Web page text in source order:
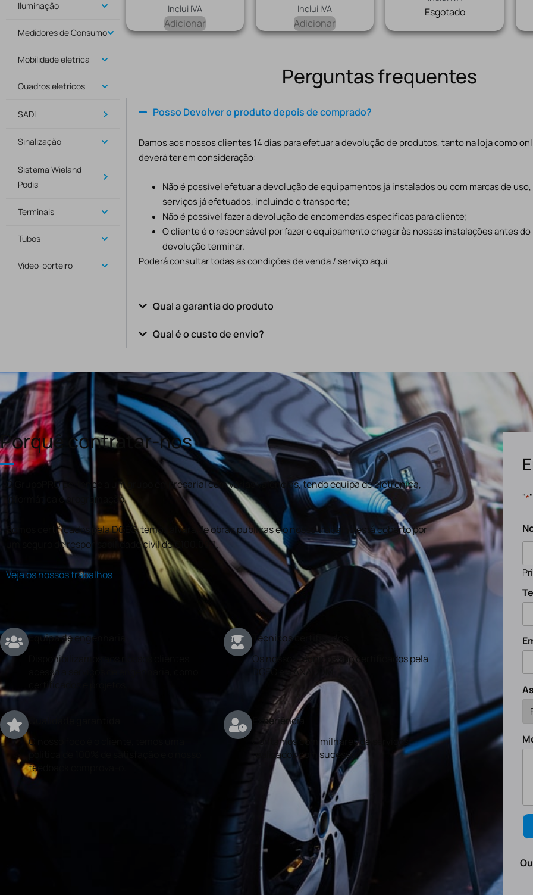
Iluminação
Medidores de Consumo
Mobilidade eletrica
Quadros eletricos
SADI
Sinalização
Sistema Wieland
Podis
Terminais
Tubos
Video-porteiro
Inclui IVA
Adicionar
Inclui IVA
Adicionar
Esgotado
Perguntas frequentes
Posso Devolver o produto depois de comprado?
Damos aos nossos clientes 14 dias para efetuar a devolução de produtos, tanto na loja como
deverá ter em consideração:
Não é possível efetuar a devolução de equipamentos já instalados ou com marcas de
serviços já efetuados, incluindo o transporte;
Não é possível fazer a devolução de encomendas especificas para cliente;
O cliente é o responsável por fazer o equipamento chegar às nossas instalações antes
devolução terminar.
Poderá consultar todas as condições de venda / serviço aqui
Qual a garantia do produto
Qual é o custo de envio?
Porquê contratar-nos
O GrupoPRO pertence a um grupo empresarial com várias valências, tendo equipa de eletronica,
informática e programação.
Somos certificados pela DGEG, temos alvará de obras publicas e o nosso trabalho está coberto por
um seguro de responsabilidade civil de €100.000.
Veja os nossos trabalhos
Equipa de engenharia
Disponibilizamos aos nossos clientes
acesso a serviços de engenharia, como
certificados e projetos.
Técnicos certificados
Os nossos técnicos são certificados pela
DGEG e a ANACOM
O nosso foco é o cliente, temos uma
politica de 100% de satisfação e o nosso
feedback comprova-o.
Experiência
Contamos com milhares de serviços
realizados com sucesso.
"*